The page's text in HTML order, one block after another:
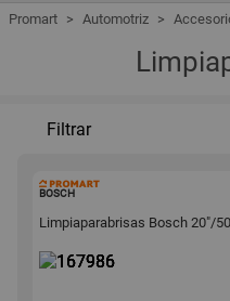
Automotriz
Filtrar
BOSCH
Limpiaparabrisas Bosch 20"/